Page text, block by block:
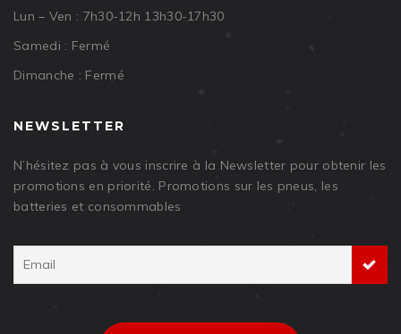
Lun – Ven : 7h30-12h 13h30-17h30
Samedi : Fermé
Dimanche : Fermé
NEWSLETTER
N’hésitez pas à vous inscrire à la Newsletter pour obtenir les
promotions en priorité. Promotions sur les pneus, les
batteries et consommables